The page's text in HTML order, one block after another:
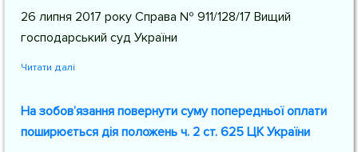
26 липня 2017 року Справа № 911/128/17 Вищий
господарський суд України
Читати далі
На зобов’язання повернути суму попередньої оплати
поширюється дія положень ч. 2 ст. 625 ЦК України